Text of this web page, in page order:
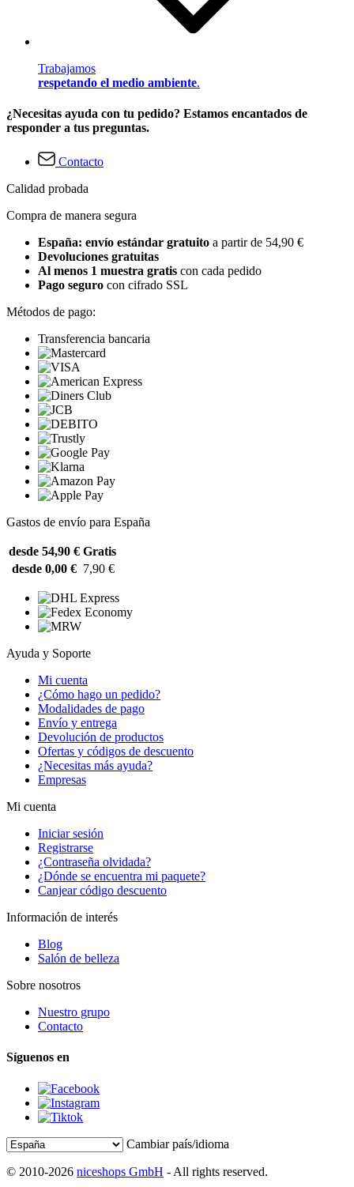
Trabajamos
respetando el medio ambiente.
¿Necesitas ayuda con tu pedido? Estamos encantados de
responder a tus preguntas.
Contacto
Calidad probada
Compra de manera segura
España: envío estándar gratuito a partir de 54,90 €
Devoluciones gratuitas
Al menos 1 muestra gratis con cada pedido
Pago seguro con cifrado SSL
Métodos de pago:
Transferencia bancaria
Gastos de envío para España
desde 54,90 € Gratis
desde 0,00 € 7,90 €
Ayuda y Soporte
Mi cuenta
¿Cómo hago un pedido?
Modalidades de pago
Envío y entrega
Devolución de productos
Ofertas y códigos de descuento
¿Necesitas más ayuda?
Empresas
Mi cuenta
Iniciar sesión
Registrarse
¿Contraseña olvidada?
¿Dónde se encuentra mi paquete?
Canjear código descuento
Información de interés
Blog
Salón de belleza
Sobre nosotros
Nuestro grupo
Contacto
Síguenos en
Cambiar país/idioma
© 2010-2026 niceshops GmbH - All rights reserved.